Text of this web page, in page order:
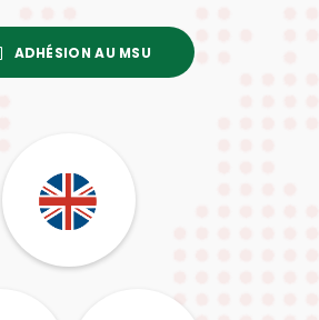
ADHÉSION AU MSU